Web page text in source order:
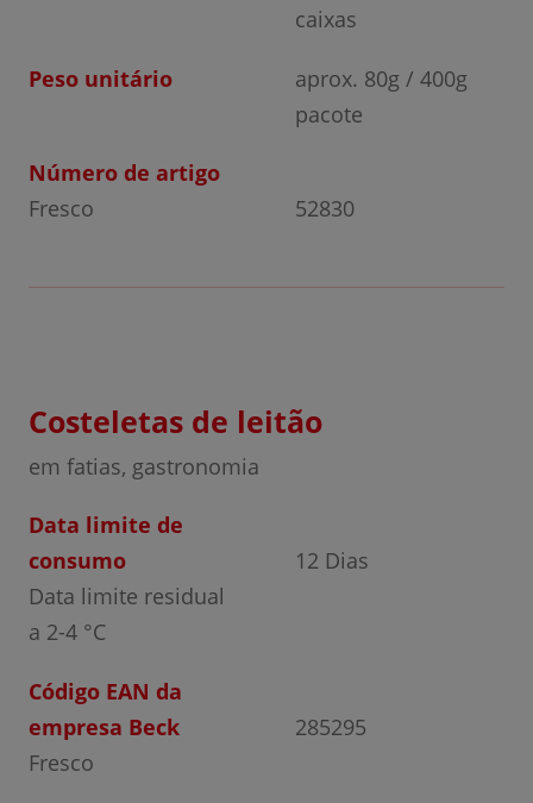
caixas
Peso unitário
aprox. 80g / 400g
pacote
Número de artigo
Fresco
52830
Costeletas de leitão
em fatias, gastronomia
Data limite de
consumo
Data limite residual
a 2-4 °C
12 Dias
Código EAN da
empresa Beck
Fresco
285295